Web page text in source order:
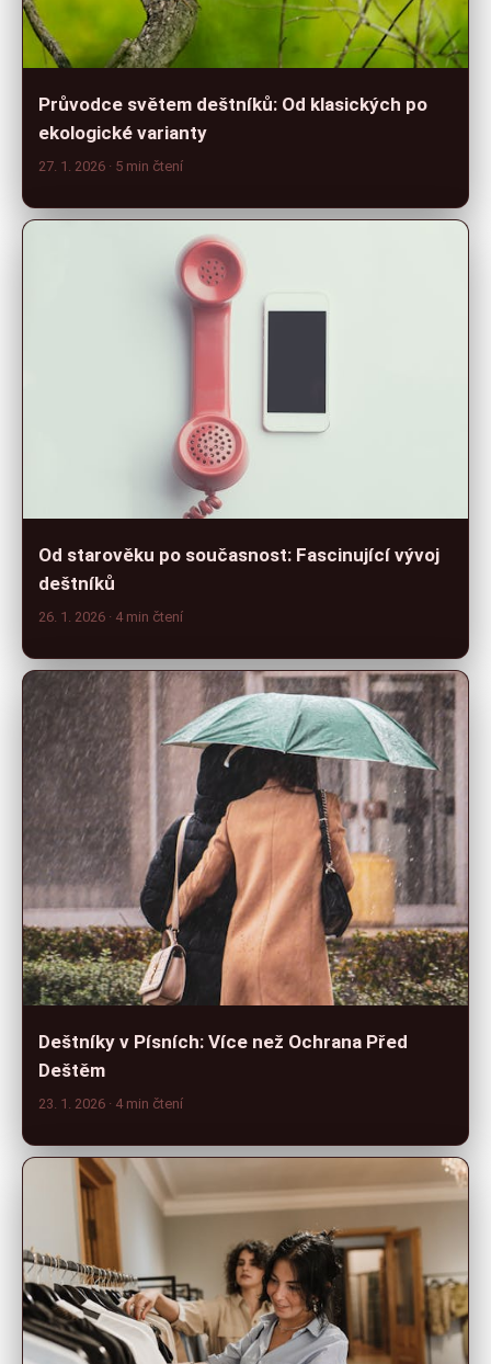
Průvodce světem deštníků: Od klasických po
ekologické varianty
27. 1. 2026 · 5 min čtení
Od starověku po současnost: Fascinující vývoj
deštníků
26. 1. 2026 · 4 min čtení
Deštníky v Písních: Více než Ochrana Před
Deštěm
23. 1. 2026 · 4 min čtení